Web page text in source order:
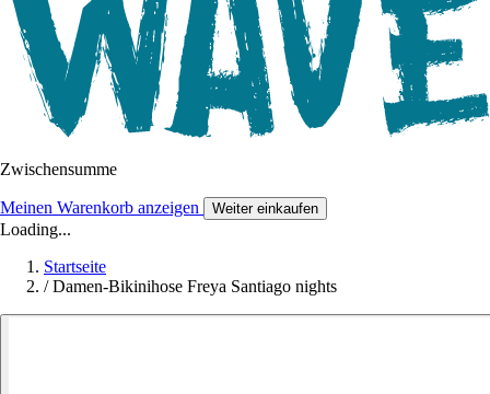
Zwischensumme
Meinen Warenkorb anzeigen Weiter einkaufen
Loading...
Startseite
/ Damen-Bikinihose Freya Santiago nights